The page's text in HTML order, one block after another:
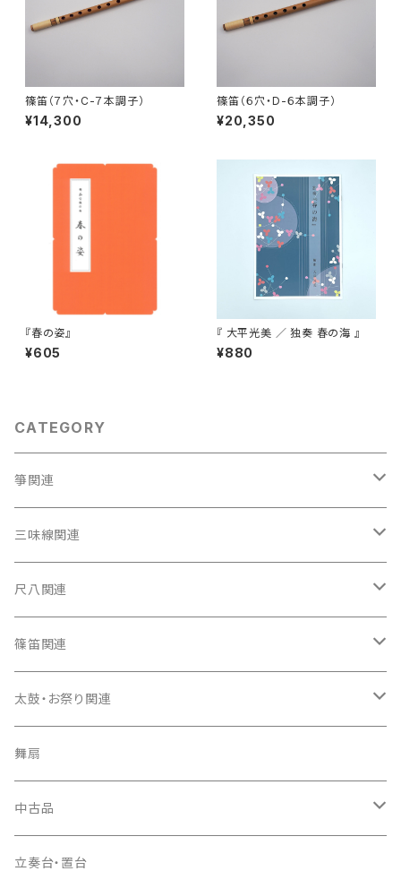
篠笛（７穴・C-７本調子）
¥14,300
篠笛（６穴・D-６本調子）
¥20,350
『春の姿』
¥605
『 大平光美 ／ 独奏 春の海 』
¥880
CATEGORY
箏関連
箏（本体）
箏カバー
箏袋
口前袋・尾布
爪・爪輪
爪入
爪駒入
三味線関連
三味線（本体）
三味線ケース
長トランク・三ツ折トランク
ソフトケース
雨用カバー
長袋・三ツ組袋・胴袋
胴掛
根緒
尺八関連
尺八（本体）
尺八袋
歌口キャップ
つゆ切り
篠笛関連
篠笛（本体）
お祭り用６穴
お祭り用７穴
篠笛袋
太鼓・お祭り関連
太鼓（本体）
太鼓撥
手拍子（チャンチャン）
舞扇
中古品
箏（本体）
立奏台・置台